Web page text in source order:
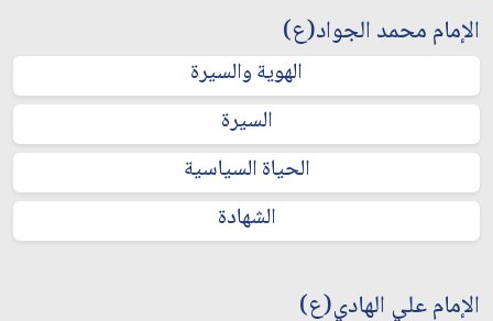
الإمام محمد الجواد(ع)
الهوية والسيرة
السيرة
الحياة السياسية
الشهادة
الإمام علي الهادي(ع)